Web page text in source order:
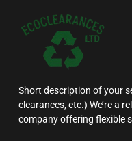
Short description of your
clearances, etc.) We’re a
company offering flexible